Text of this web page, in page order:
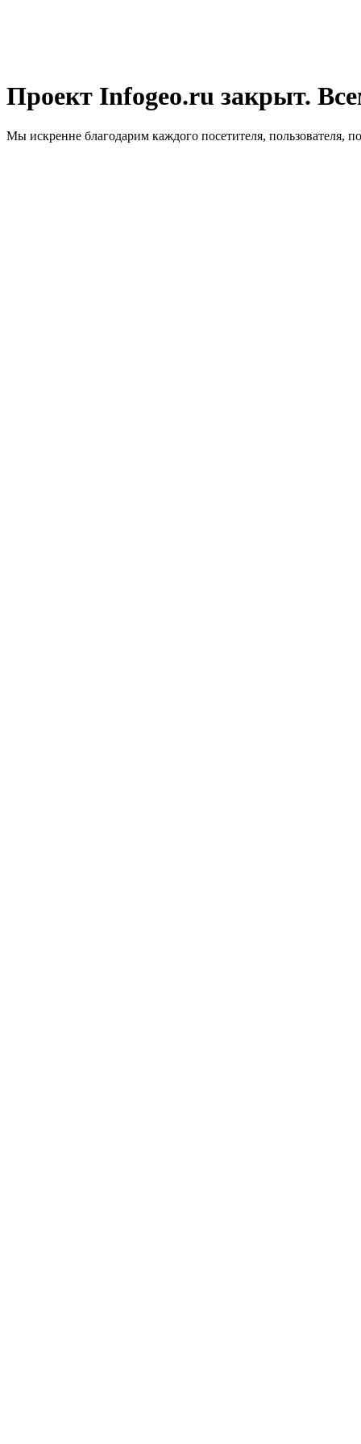
Проект Infogeo.ru закрыт.
Мы искренне благодарим каждого посетителя, пользователя,